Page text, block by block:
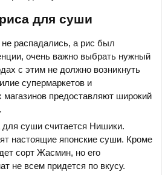
для суши
распадались, а рис был
очень важно выбрать нужный
с этим не должно возникнуть
супермаркетов и
предоставляют широкий
суши считается Нишики.
настоящие японские суши. Кроме
сорт Жасмин, но его
не всем придется по вкусу.